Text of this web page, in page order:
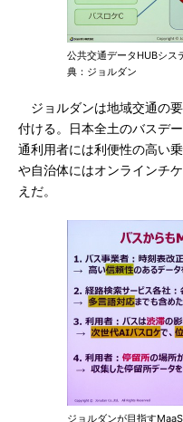
公共交通データHUBシス
典：ジョルダン
ジョルダンは地域交通の
付ける。日本全土のバスデ
通利用者には利便性の高い
や自治体にはオンラインチ
えだ。
ジョルダンが目指す